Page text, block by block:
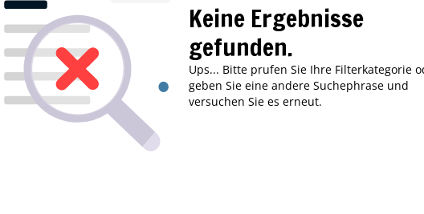
Keine Ergebnisse
gefunden.
Ups... Bitte prufen Sie Ihre Filterkategorie
geben Sie eine andere Suchephrase und
versuchen Sie es erneut.